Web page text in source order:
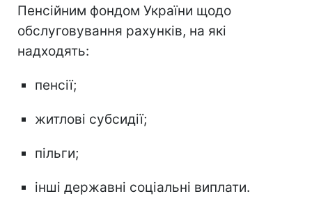
Пенсійним фондом України щодо
обслуговування рахунків, на які
надходять:
пенсії;
житлові субсидії;
пільги;
інші державні соціальні виплати.